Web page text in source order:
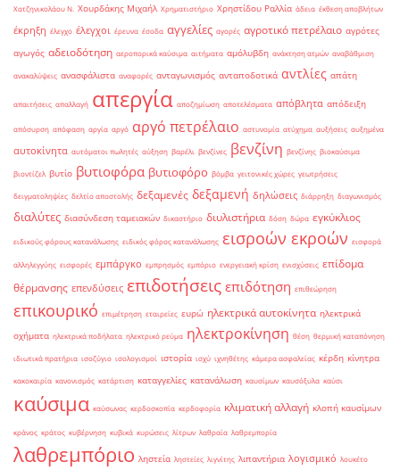
Χατζηνικολάου Ν. Χουρδάκης Μιχαήλ Χρηματιστήριο Χρηστίδου Ραλλία άδεια έκθεση αποβλήτων
έκρηξη έλεγχο έλεγχοι έρευνα έσοδα αγγελίες αγορές αγροτικό πετρέλαιο αγρότες
αγωγός αδειοδότηση αεροπορικά καύσιμα αιτήματα αμόλυβδη ανάκτηση ατμών αναβάθμιση
ανακαλύψεις ανασφάλιστα αναφορές ανταγωνισμός ανταποδοτικά αντλίες απάτη
απαιτήσεις απαλλαγή απεργία αποζημίωση αποτελέσματα απόβλητα απόδειξη
απόσυρση απόφαση αργία αργό αργό πετρέλαιο αστυνομία ατύχημα αυξήσεις αυξημένα
αυτοκίνητα αυτόματοι πωλητές αύξηση βαρέλι βενζίνες βενζίνη βενζίνης βιοκαύσιμα
βιοντίζελ βυτίο βυτιοφόρα βυτιοφόρο βόμβα γειτονικές χώρες γεωτρήσεις
δειγματοληψίες δελτίο αποστολής δεξαμενές δεξαμενή δηλώσεις διάρρηξη διαγωνισμός
διαλύτες διασύνδεση ταμειακών δικαστήριο διυλιστήρια δόση δώρα εγκύκλιος
ειδικούς φόρους κατανάλωσης ειδικός φόρος κατανάλωσης εισροών εκροών εισφορά
αλληλεγγύης εισφορές εμπάργκο εμπρησμός εμπόριο ενεργειακή κρίση ενισχύσεις επίδομα
θέρμανσης επενδύσεις επιδοτήσεις επιδότηση επιθεώρηση
επικουρικό επιμέτρηση εταιρείες ευρώ ηλεκτρικά αυτοκίνητα ηλεκτρικά
οχήματα ηλεκτρικά ποδήλατα ηλεκτρικό ρεύμα ηλεκτροκίνηση θέση θερμική καταπόνηση
ιδιωτικά πρατήρια ισοζύγιο ισολογισμοί ιστορία ισχύ ιχνηθέτης κάμερα ασφαλείας κέρδη κίνητρα
κακοκαιρία κανονισμός κατάρτιση καταγγελίες κατανάλωση καυσίμων καυσόξυλα καύσι
καύσιμα καύσωνας κερδοσκοπία κερδοφορία κλιματική αλλαγή κλοπή καυσίμων
κράνος κράτος κυβέρνηση κυβικά κυρώσεις λίτρων λαθραία λαθρεμπορία
λαθρεμπόριο ληστεία ληστείες λιγνίτης λιπαντήρια λογισμικό λουκέτο